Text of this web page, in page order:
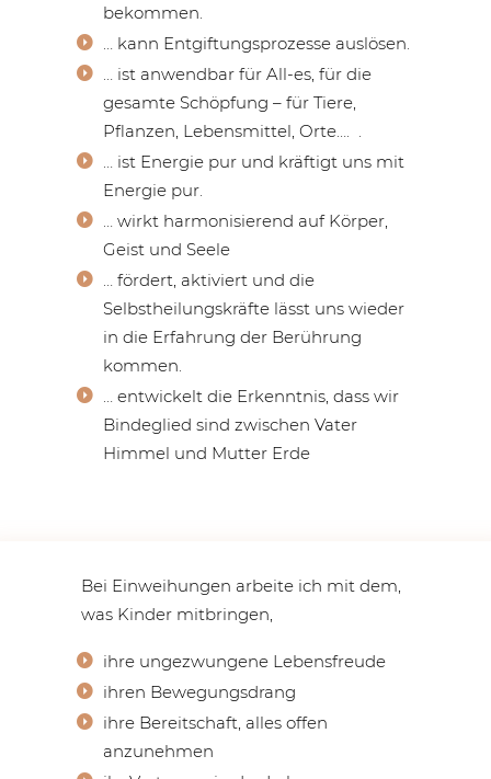
bekommen.
… kann Entgiftungsprozesse auslösen.
… ist anwendbar für All-es, für die
gesamte Schöpfung – für Tiere,
Pflanzen, Lebensmittel, Orte…. .
… ist Energie pur und kräftigt uns mit
Energie pur.
… wirkt harmonisierend auf Körper,
Geist und Seele
… fördert, aktiviert und die
Selbstheilungskräfte lässt uns wieder
in die Erfahrung der Berührung
kommen.
… entwickelt die Erkenntnis, dass wir
Bindeglied sind zwischen Vater
Himmel und Mutter Erde
Bei Einweihungen arbeite ich mit dem,
was Kinder mitbringen,
ihre ungezwungene Lebensfreude
ihren Bewegungsdrang
ihre Bereitschaft, alles offen
anzunehmen